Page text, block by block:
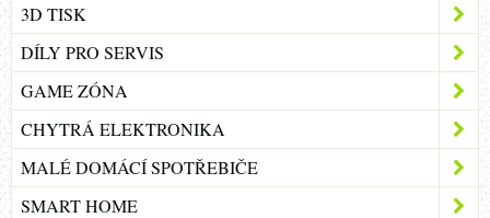
3D TISK
DÍLY PRO SERVIS
GAME ZÓNA
CHYTRÁ ELEKTRONIKA
MALÉ DOMÁCÍ SPOTŘEBIČE
SMART HOME